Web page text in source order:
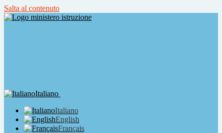
Salta al contenuto
Italiano
Italiano
English
Français